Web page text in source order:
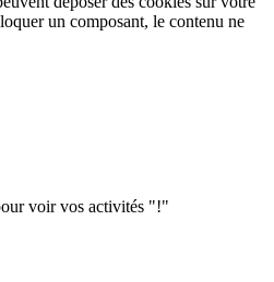
un composant, le contenu ne
voir vos activités "!"